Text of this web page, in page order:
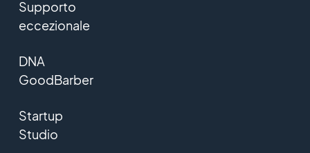
Supporto
eccezionale
DNA
GoodBarber
Startup
Studio